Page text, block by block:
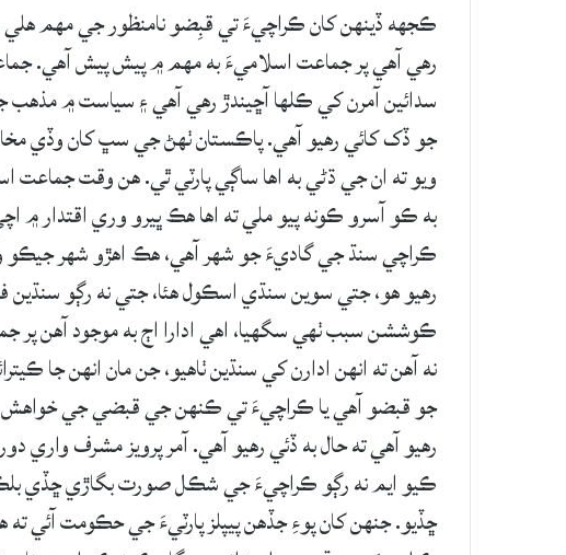
ڪجهه ڏينهن کان ڪراچيءَ تي قبِضو نامنظور جي مهم هلي
رهي آهي پر جماعت اسلاميءَ به مهم ۾ پيش پيش آهي.
سدائين آمرن کي ڪلها آڇيندڙ رهي آهي ۽ سياست ۾ مذهب
جو ڏک کائي رهيو آهي. پاڪستان ٺهڻ جي سڀ کان وڏي
ويو ته ان جي ڌڻي به اها ساڳي پارٽي ٿي. هن وقت جماعت
به ڪو آسرو ڪونه پيو ملي ته اها هڪ ڀيرو وري اقتدار
ڪراچي سنڌ جي گاديءَ جو شهر آهي، هڪ اهڙو شهر
رهيو هو، جتي سوين سنڌي اسڪول هئا، جتي نه رڳو سنڌين
ڪوششن سبب ٺهي سگهيا، اهي ادارا اڄ به موجود آهن پر
نه آهن ته انهن ادارن کي سنڌين ٺاهيو، جن مان انهن جا
جو قبضو آهي يا ڪراچيءَ تي ڪنهن جي قبضي جي خواهش
رهيو آهي ته حال به ڏئي رهيو آهي. آمر پرويز مشرف
ڪيو ايم نه رڳو ڪراچيءَ جي شڪل صورت بگاڙي ڇڏي بلڪه
ڇڏيو. جنهن کان پوءِ جڏهن پيپلز پارٽيءَ جي حڪومت